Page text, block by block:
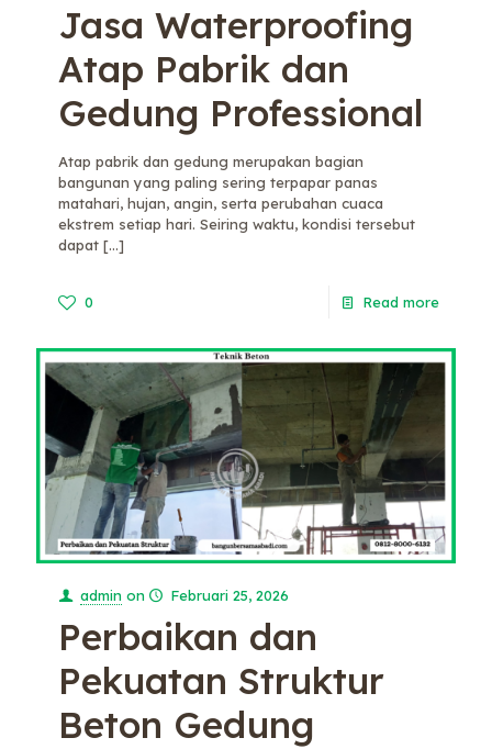
Jasa Waterproofing
Atap Pabrik dan
Gedung Professional
Atap pabrik dan gedung merupakan bagian
bangunan yang paling sering terpapar panas
matahari, hujan, angin, serta perubahan cuaca
ekstrem setiap hari. Seiring waktu, kondisi tersebut
dapat […]
0 Read more
admin on Februari 25, 2026
Perbaikan dan
Pekuatan Struktur
Beton Gedung